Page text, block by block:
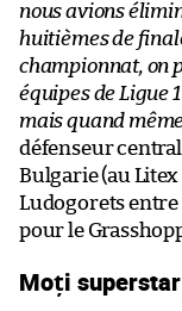
nous avions
huitièmes de
championnat, on
équipes de Ligue
mais quand
défenseur central
Bulgarie (au Litex
Ludogorets entre
pour le
Moți superstar